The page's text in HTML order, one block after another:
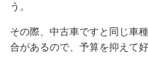
う。
その際、中古車ですと同じ車
合があるので、予算を抑えて